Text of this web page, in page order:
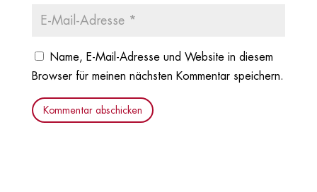
Name, E-Mail-Adresse und Website in diesem
Browser für meinen nächsten Kommentar speichern.
Kommentar abschicken